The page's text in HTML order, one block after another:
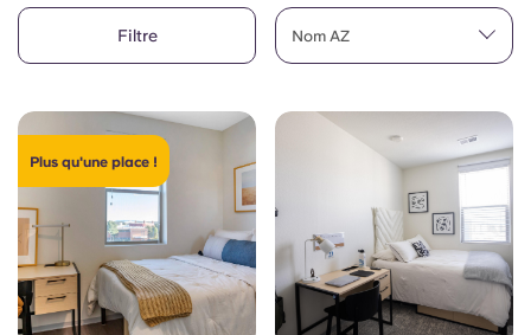
English (US)
Chinese
Español
Català
Deutsch
Sélectionnez une ville
Se connecter
Réservez maintenant
Filtre Nom AZ
Plus qu'une place !